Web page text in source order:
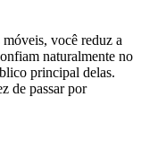
você reduz a
naturalmente no
principal delas.
de passar por